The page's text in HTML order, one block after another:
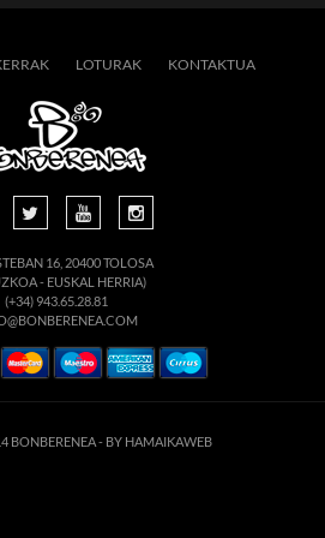
LOTURAK KONTAKTUA
16, 20400 TOLOSA
- EUSKAL HERRIA)
(+34) 943.65.28.81
BONBERENEA - BY HAMAIKAWEB